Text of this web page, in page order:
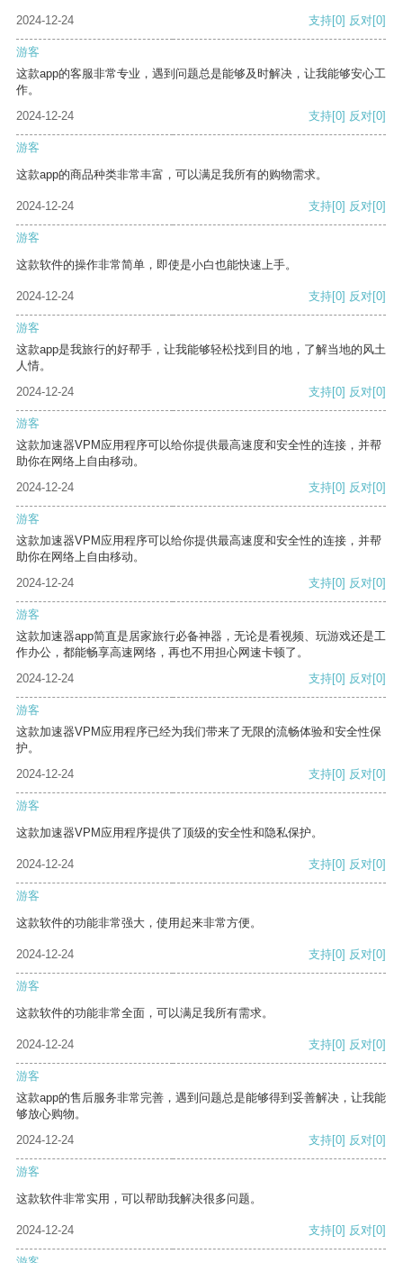
2024-12-24
支持[0] 反对[0]
游客
这款app的客服非常专业，遇到问题总是能够及时解决，让我能够安心工
作。
2024-12-24
支持[0] 反对[0]
游客
这款app的商品种类非常丰富，可以满足我所有的购物需求。
2024-12-24 支持[0] 反对[0]
游客
这款软件的操作非常简单，即使是小白也能快速上手。
2024-12-24 支持[0] 反对[0]
游客
这款app是我旅行的好帮手，让我能够轻松找到目的地，了解当地的风土
人情。
2024-12-24
支持[0] 反对[0]
游客
这款加速器VPM应用程序可以给你提供最高速度和安全性的连接，并帮
助你在网络上自由移动。
2024-12-24
支持[0] 反对[0]
游客
这款加速器VPM应用程序可以给你提供最高速度和安全性的连接，并帮
助你在网络上自由移动。
2024-12-24
支持[0] 反对[0]
游客
这款加速器app简直是居家旅行必备神器，无论是看视频、玩游戏还是工
作办公，都能畅享高速网络，再也不用担心网速卡顿了。
2024-12-24
支持[0] 反对[0]
游客
这款加速器VPM应用程序已经为我们带来了无限的流畅体验和安全性保
护。
2024-12-24
支持[0] 反对[0]
游客
这款加速器VPM应用程序提供了顶级的安全性和隐私保护。
2024-12-24 支持[0] 反对[0]
游客
这款软件的功能非常强大，使用起来非常方便。
2024-12-24 支持[0] 反对[0]
游客
这款软件的功能非常全面，可以满足我所有需求。
2024-12-24 支持[0] 反对[0]
游客
这款app的售后服务非常完善，遇到问题总是能够得到妥善解决，让我能
够放心购物。
2024-12-24
支持[0] 反对[0]
游客
这款软件非常实用，可以帮助我解决很多问题。
2024-12-24 支持[0] 反对[0]